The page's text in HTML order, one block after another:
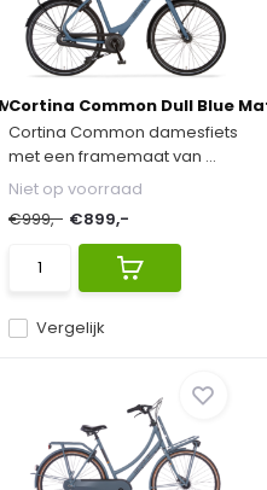
ND7 heren...
Cortina Common Dull Blue
Cortina Common damesfiets
met een framemaat van ...
Vergelijk
Niet op voorraad
€999,- €899,-